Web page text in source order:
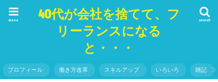
40代が会社を捨てて、フ
リーランスになる
と・・・
search
menu
プロフィール 働き方改革 スキルアップ いろいろ 雑記